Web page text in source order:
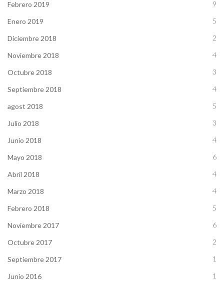
Febrero 2019 9
Enero 2019 5
Diciembre 2018 2
Noviembre 2018 4
Octubre 2018 3
Septiembre 2018 4
agost 2018 5
Julio 2018 3
Junio 2018 4
Mayo 2018 6
Abril 2018 4
Marzo 2018 4
Febrero 2018 5
Noviembre 2017 6
Octubre 2017 2
Septiembre 2017 1
Junio 2016 1